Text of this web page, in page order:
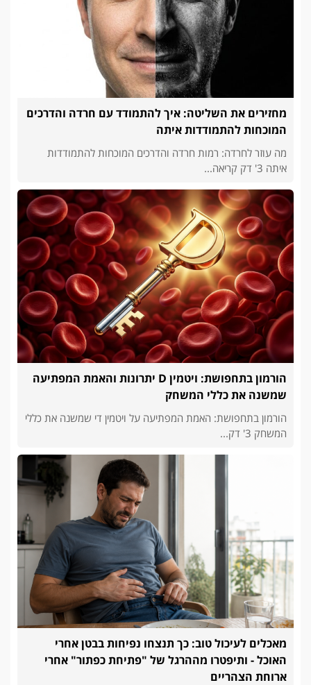
מחזירים את השליטה: איך להתמודד עם חרדה והדרכים
המוכחות להתמודדות איתה
מה עוזר לחרדה: רמות חרדה והדרכים המוכחות להתמודדות
איתה 3' דק קריאה...
הורמון בתחפושת: ויטמין D יתרונות והאמת המפתיעה
שמשנה את כללי המשחק
הורמון בתחפושת: האמת המפתיעה על ויטמין די שמשנה את כללי
המשחק 3' דק...
מאכלים לעיכול טוב: כך תנצחו נפיחות בבטן אחרי
האוכל - ותיפטרו מההרגל של "פתיחת כפתור" אחרי
ארוחת הצהריים